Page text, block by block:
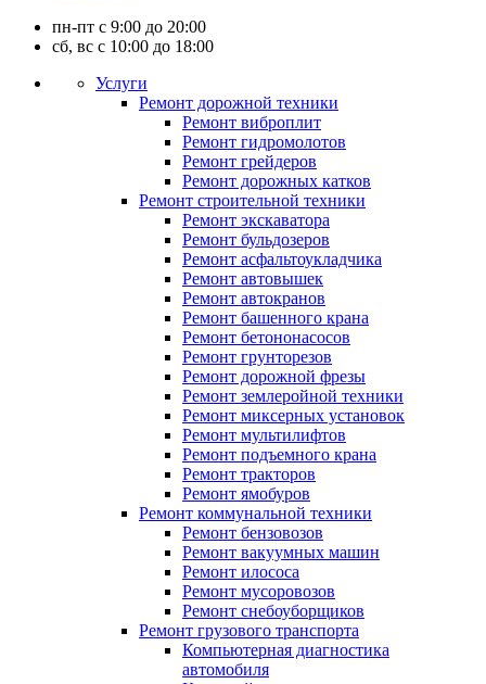
пн-пт с 9:00 до 20:00
сб, вс с 10:00 до 18:00
Услуги
Ремонт дорожной техники
Ремонт виброплит
Ремонт гидромолотов
Ремонт грейдеров
Ремонт дорожных катков
Ремонт строительной техники
Ремонт экскаватора
Ремонт бульдозеров
Ремонт асфальтоукладчика
Ремонт автовышек
Ремонт автокранов
Ремонт башенного крана
Ремонт бетононасосов
Ремонт грунторезов
Ремонт дорожной фрезы
Ремонт землеройной техники
Ремонт миксерных установок
Ремонт мультилифтов
Ремонт подъемного крана
Ремонт тракторов
Ремонт ямобуров
Ремонт коммунальной техники
Ремонт бензовозов
Ремонт вакуумных машин
Ремонт илососа
Ремонт мусоровозов
Ремонт снебоуборщиков
Ремонт грузового транспорта
Компьютерная диагностика
автомобиля